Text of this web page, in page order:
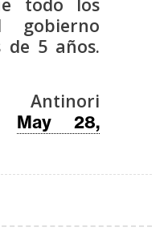
todo los
de 5 años.
May 28,